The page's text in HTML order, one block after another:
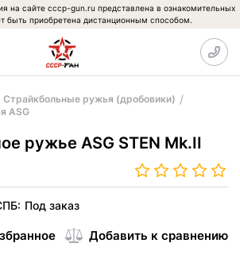
на сайте cccp-gun.ru представлена в ознакомительных
быть приобретена дистанционным способом.
Страйкбольные ружья (дробовики)
ASG
ружье ASG STEN Mk.II
Под заказ
Добавить к сравнению